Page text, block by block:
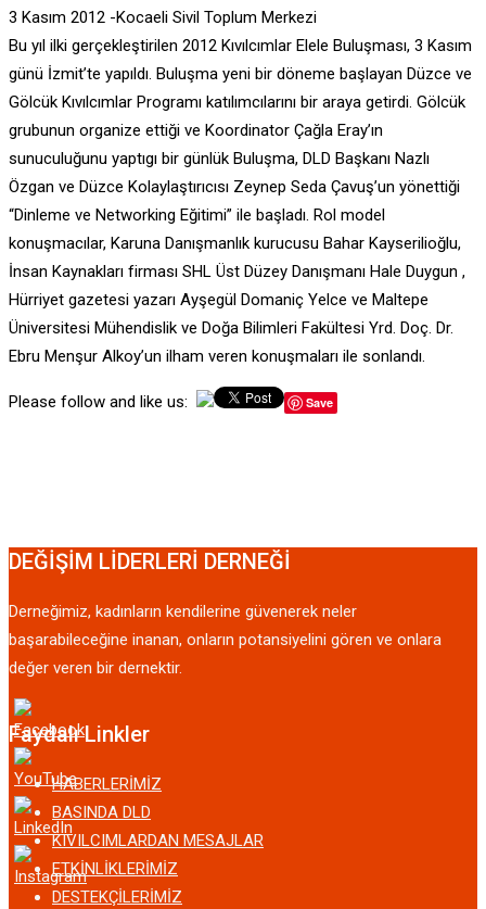
3 Kasım 2012 -Kocaeli Sivil Toplum Merkezi
Bu yıl ilki gerçekleştirilen 2012 Kıvılcımlar Elele Buluşması, 3 Kasım
günü İzmit’te yapıldı. Buluşma yeni bir döneme başlayan Düzce ve
Gölcük Kıvılcımlar Programı katılımcılarını bir araya getirdi. Gölcük
grubunun organize ettiği ve Koordinator Çağla Eray’ın
sunuculuğunu yaptıgı bir günlük Buluşma, DLD Başkanı Nazlı
Özgan ve Düzce Kolaylaştırıcısı Zeynep Seda Çavuş’un yönettiği
“Dinleme ve Networking Eğitimi” ile başladı. Rol model
konuşmacılar, Karuna Danışmanlık kurucusu Bahar Kayserilioğlu,
İnsan Kaynakları firması SHL Üst Düzey Danışmanı Hale Duygun ,
Hürriyet gazetesi yazarı Ayşegül Domaniç Yelce ve Maltepe
Üniversitesi Mühendislik ve Doğa Bilimleri Fakültesi Yrd. Doç. Dr.
Ebru Menşur Alkoy’un ilham veren konuşmaları ile sonlandı.
Please follow and like us: Save
DEĞİŞİM LİDERLERİ DERNEĞİ
Derneğimiz, kadınların kendilerine güvenerek neler
başarabileceğine inanan, onların potansiyelini gören ve onlara
değer veren bir dernektir.
Faydalı Linkler
HABERLERİMİZ
BASINDA DLD
KIVILCIMLARDAN MESAJLAR
ETKİNLİKLERİMİZ
DESTEKÇİLERİMİZ